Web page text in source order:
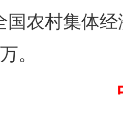
国农村集体
。
兴 酒